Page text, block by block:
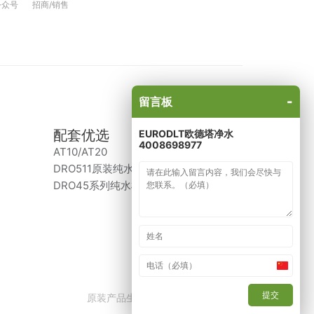
号 招商/销售
配套优选
AT10/AT20
DRO511原装纯水机
DRO45系列纯水机（已停产）
原装产品生产商：意大利、比利时
留言板 -
EURODLT欧德塔净水
4008698977
China
+86
提交